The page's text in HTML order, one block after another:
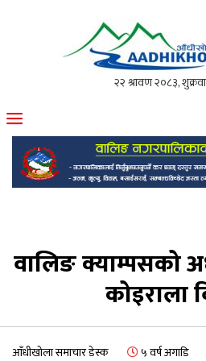
मोफसलकै लोकप्रिय अनलाइन पत्रिका
वालिङ क्याम्पसको
कोइराला
आँधीखोला समाचार डेस्क ५ वर्ष अगाडि